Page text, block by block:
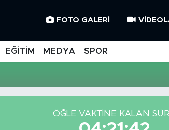
FOTO GALERI
EĞİTİM MEDYA SPOR
ÖĞLE VAKTINE KALAN